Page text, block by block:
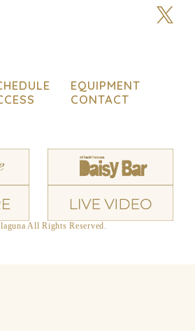
EQUIPMENT
CONTACT
All Rights Reserved.